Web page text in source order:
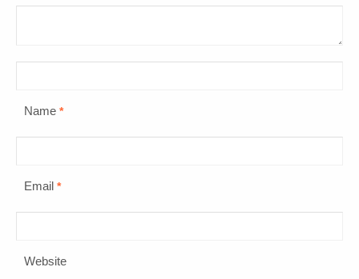
Name *
Email *
Website